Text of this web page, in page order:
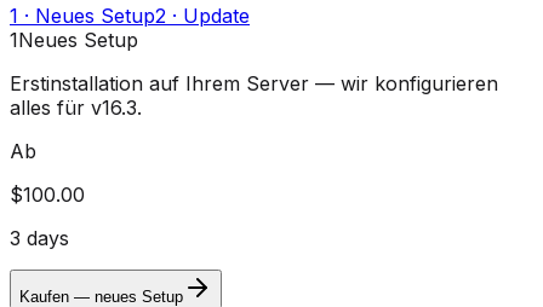
1 · Neues Setup2 · Update
1Neues Setup
Erstinstallation auf Ihrem Server — wir konfigurieren
alles für v16.3.
Ab
$100.00
3 days
Kaufen — neues Setup